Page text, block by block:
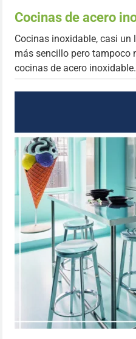
Cocinas de acero
Cocinas inoxidable, casi un
más sencillo pero tampoco
cocinas de acero